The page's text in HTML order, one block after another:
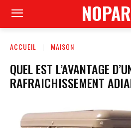
ACCUEIL MAISON
QUEL EST L’AVANTAGE
RAFRAICHISSEMENT